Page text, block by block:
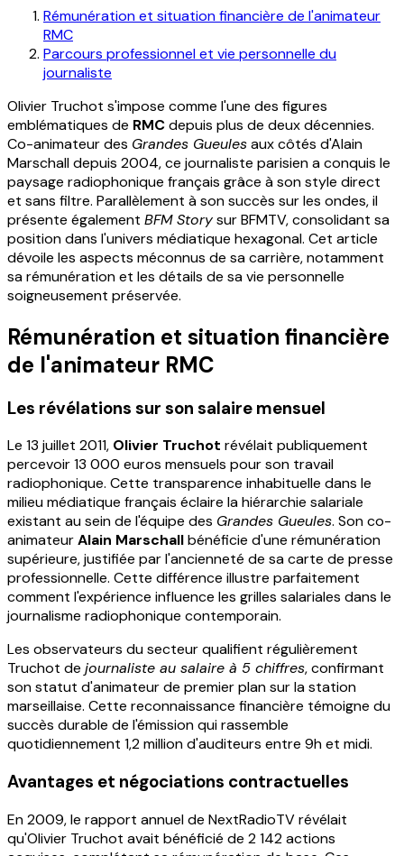
Rémunération et situation financière de l'animateur
RMC
Parcours professionnel et vie personnelle du
journaliste
Olivier Truchot s'impose comme l'une des figures
emblématiques de RMCdepuis plus de deux décennies.
Co-animateur des Grandes Gueulesaux côtés d'Alain
Marschall depuis 2004, ce journaliste parisien a conquis le
paysage radiophonique français grâce à son style direct
et sans filtre. Parallèlement à son succès sur les ondes, il
présente également BFM Storysur BFMTV, consolidant sa
position dans l'univers médiatique hexagonal. Cet article
dévoile les aspects méconnus de sa carrière, notamment
sa rémunération et les détails de sa vie personnelle
soigneusement préservée.
Rémunération et situation financière
de l'animateur RMC
Les révélations sur son salaire mensuel
Le 13 juillet 2011, Olivier Truchot révélait publiquement
percevoir 13 000 euros mensuels pour son travail
radiophonique. Cette transparence inhabituelle dans le
milieu médiatique français éclaire la hiérarchie salariale
existant au sein de l'équipe des Grandes Gueules. Son co-
animateurAlain Marschallbénéficie d'une rémunération
supérieure, justifiée par l'ancienneté de sa carte de presse
professionnelle. Cette différence illustre parfaitement
comment l'expérience influence les grilles salariales dans le
journalisme radiophonique contemporain.
Les observateurs du secteur qualifient régulièrement
Truchot de journaliste au salaire à 5 chiffres, confirmant
son statut d'animateur de premier plan sur la station
marseillaise. Cette reconnaissance financière témoigne du
succès durable de l'émission qui rassemble
quotidiennement 1,2 million d'auditeurs entre 9h et midi.
Avantages et négociations contractuelles
En 2009, le rapport annuel de NextRadioTV révélait
qu'Olivier Truchot avait bénéficié de 2 142 actions